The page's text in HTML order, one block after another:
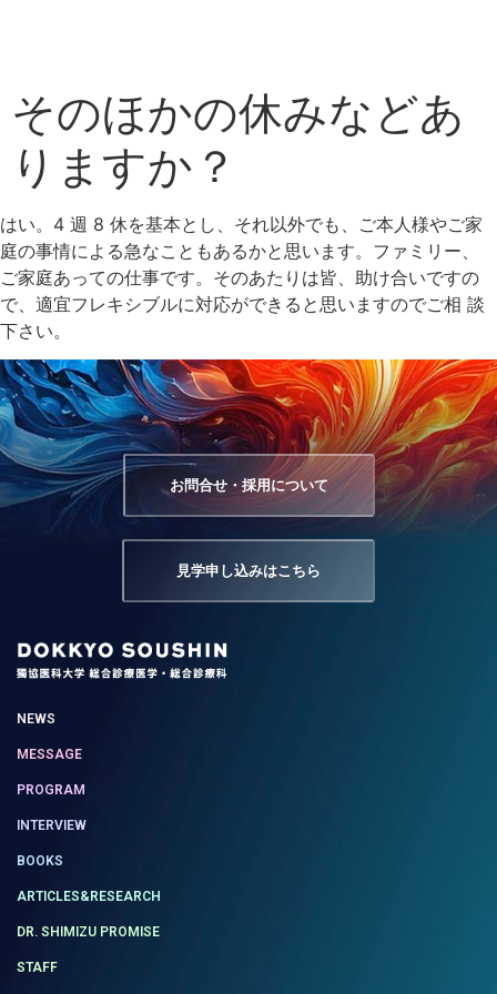
そのほかの休みなどあ
りますか？
はい。4 週 8 休を基本とし、それ以外でも、ご本人様やご家
庭の事情による急なこともあるかと思います。ファミリー、
ご家庭あっての仕事です。そのあたりは皆、助け合いですの
で、適宜フレキシブルに対応ができると思いますのでご相 談
下さい。
お問合せ・採用について
見学申し込みはこちら
NEWS
MESSAGE
PROGRAM
INTERVIEW
BOOKS
ARTICLES&RESEARCH
DR. SHIMIZU PROMISE
STAFF